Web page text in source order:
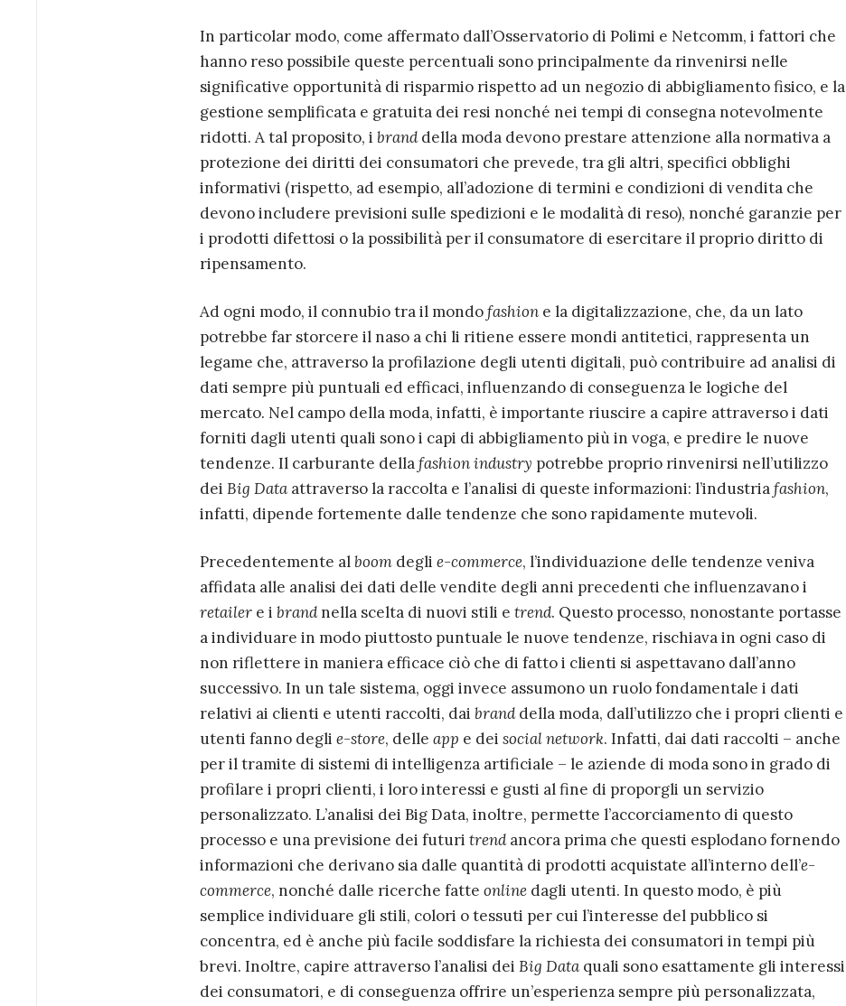
In particolar modo, come affermato dall’Osservatorio di Polimi e Netcomm, i fattori che
hanno reso possibile queste percentuali sono principalmente da rinvenirsi nelle
significative opportunità di risparmio rispetto ad un negozio di abbigliamento fisico, e la
gestione semplificata e gratuita dei resi nonché nei tempi di consegna notevolmente
ridotti. A tal proposito, i branddella moda devono prestare attenzione alla normativa a
protezione dei diritti dei consumatori che prevede, tra gli altri, specifici obblighi
informativi (rispetto, ad esempio, all’adozione di termini e condizioni di vendita che
devono includere previsioni sulle spedizioni e le modalità di reso), nonché garanzie per
i prodotti difettosi o la possibilità per il consumatore di esercitare il proprio diritto di
ripensamento.
Ad ogni modo, il connubio tra il mondofashione la digitalizzazione, che, da un lato
potrebbe far storcere il naso a chi li ritiene essere mondi antitetici, rappresenta un
legame che, attraverso la profilazione degli utenti digitali, può contribuire ad analisi di
dati sempre più puntuali ed efficaci, influenzando di conseguenza le logiche del
mercato. Nel campo della moda, infatti, è importante riuscire a capire attraverso i dati
forniti dagli utenti quali sono i capi di abbigliamento più in voga, e predire le nuove
tendenze. Il carburante dellafashion industry potrebbe proprio rinvenirsi nell’utilizzo
dei Big Dataattraverso la raccolta e l’analisi di queste informazioni: l’industriafashion,
infatti, dipende fortemente dalle tendenze che sono rapidamente mutevoli.
Precedentemente alboomdegli e-commerce, l’individuazione delle tendenze veniva
affidata alle analisi dei dati delle vendite degli anni precedenti che influenzavano i
retailere i brandnella scelta di nuovi stili e trend. Questo processo, nonostante portasse
a individuare in modo piuttosto puntuale le nuove tendenze, rischiava in ogni caso di
non riflettere in maniera efficace ciò che di fatto i clienti si aspettavano dall’anno
successivo. In un tale sistema, oggi invece assumono un ruolo fondamentale i dati
relativi ai clienti e utenti raccolti, dai branddella moda, dall’utilizzo che i propri clienti e
utenti fanno degli e-store, delle app e dei social network. Infatti, dai dati raccolti – anche
per il tramite di sistemi di intelligenza artificiale – le aziende di moda sono in grado di
profilare i propri clienti, i loro interessi e gusti al fine di proporgli un servizio
personalizzato. L’analisi dei Big Data, inoltre, permette l’accorciamento di questo
processo e una previsione dei futuri trendancora prima che questi esplodano fornendo
informazioni che derivano sia dalle quantità di prodotti acquistate all’interno dell’e-
commerce, nonché dalle ricerche fatte online dagli utenti. In questo modo, è più
semplice individuare gli stili, colori o tessuti per cui l’interesse del pubblico si
concentra, ed è anche più facile soddisfare la richiesta dei consumatori in tempi più
brevi. Inoltre, capire attraverso l’analisi dei Big Dataquali sono esattamente gli interessi
dei consumatori, e di conseguenza offrire un’esperienza sempre più personalizzata,